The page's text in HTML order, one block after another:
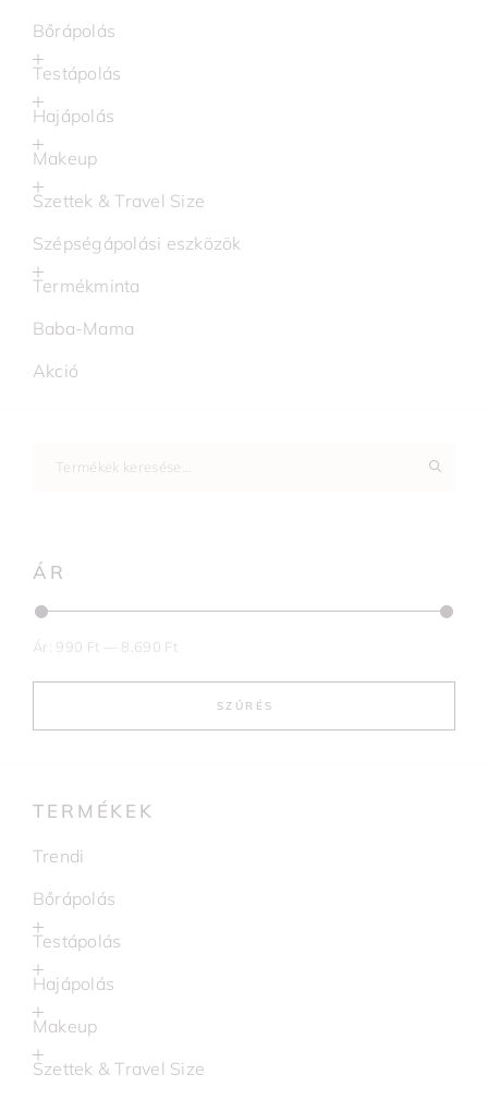
Bőrápolás
Testápolás
Hajápolás
Makeup
Szettek & Travel Size
Szépségápolási eszközök
Termékminta
Baba-Mama
Akció
ÁR
SZŰRÉS
Ár: 990 Ft 8.690 Ft
TERMÉKEK
Trendi
Bőrápolás
Testápolás
Hajápolás
Makeup
Szettek & Travel Size